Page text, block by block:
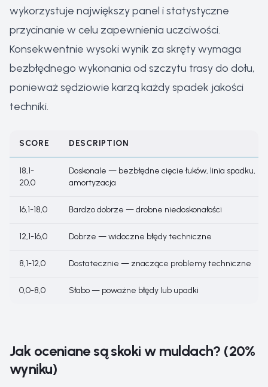
wykorzystuje największy panel i statystyczne
przycinanie w celu zapewnienia uczciwości.
Konsekwentnie wysoki wynik za skręty wymaga
bezbłędnego wykonania od szczytu trasy do dołu,
ponieważ sędziowie karzą każdy spadek jakości
techniki.
SCORE DESCRIPTION
18,1-
20,0
Doskonale — bezbłędne cięcie łuków, linia spadku,
amortyzacja
16,1-18,0 Bardzo dobrze — drobne niedoskonałości
12,1-16,0 Dobrze — widoczne błędy techniczne
8,1-12,0 Dostatecznie — znaczące problemy techniczne
0,0-8,0 Słabo — poważne błędy lub upadki
Jak oceniane są skoki w muldach? (20%
wyniku)